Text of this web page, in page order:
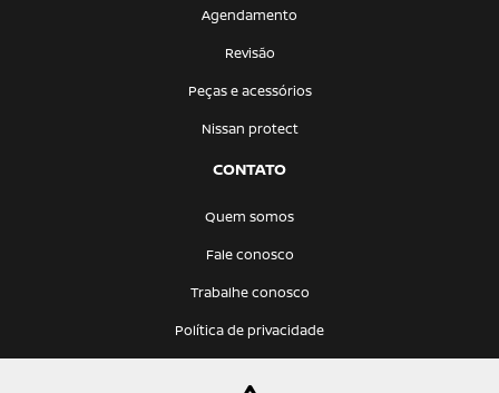
Agendamento
Revisão
Peças e acessórios
Nissan protect
CONTATO
Quem somos
Fale conosco
Trabalhe conosco
Política de privacidade